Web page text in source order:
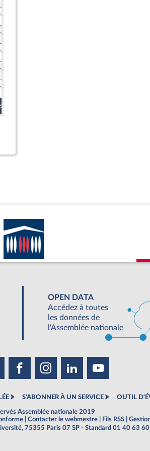
2020
2020
2020
2020
2020
OPEN DATA
Accédez à toutes
les données de
l'Assemblée nationale
S'ABONNER À UN SERVICE OUTIL
Assemblée nationale 2019
Contacter le webmestre Fils RSS
75355 Paris 07 SP - Standard 01 40 63